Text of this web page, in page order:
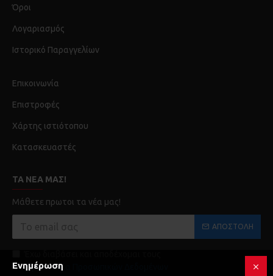
Όροι
Λογαριασμός
Ιστορικό Παραγγελίων
Επικοινωνία
Επιστροφές
Χάρτης ιστιότοπου
Κατασκευαστές
ΤΑ ΝΈΑ ΜΑΣ!
Μάθετε πρωτοι τα νέα μας!
ΑΠΟΣΤΟΛΉ
Προστασία Προσωπικών Δεδομένων
Ενημέρωση